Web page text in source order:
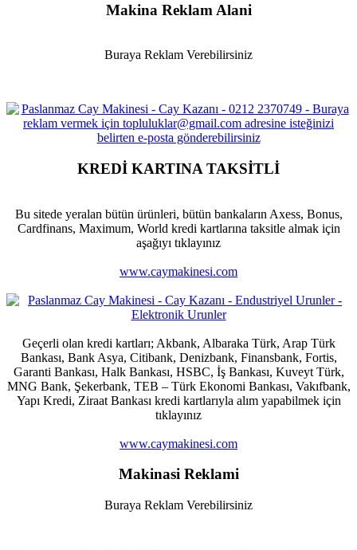
Makina Reklam Alani
Buraya Reklam Verebilirsiniz
KREDİ KARTINA TAKSİTLİ
Bu sitede yeralan bütün ürünleri, bütün bankaların Axess, Bonus,
Cardfinans, Maximum, World kredi kartlarına taksitle almak için
aşağıyı tıklayınız
www.caymakinesi.com
Geçerli olan kredi kartları; Akbank, Albaraka Türk, Arap Türk
Bankası, Bank Asya, Citibank, Denizbank, Finansbank, Fortis,
Garanti Bankası, Halk Bankası, HSBC, İş Bankası, Kuveyt Türk,
MNG Bank, Şekerbank, TEB – Türk Ekonomi Bankası, Vakıfbank,
Yapı Kredi, Ziraat Bankası kredi kartlarıyla alım yapabilmek için
tıklayınız
www.caymakinesi.com
Makinasi Reklami
Buraya Reklam Verebilirsiniz